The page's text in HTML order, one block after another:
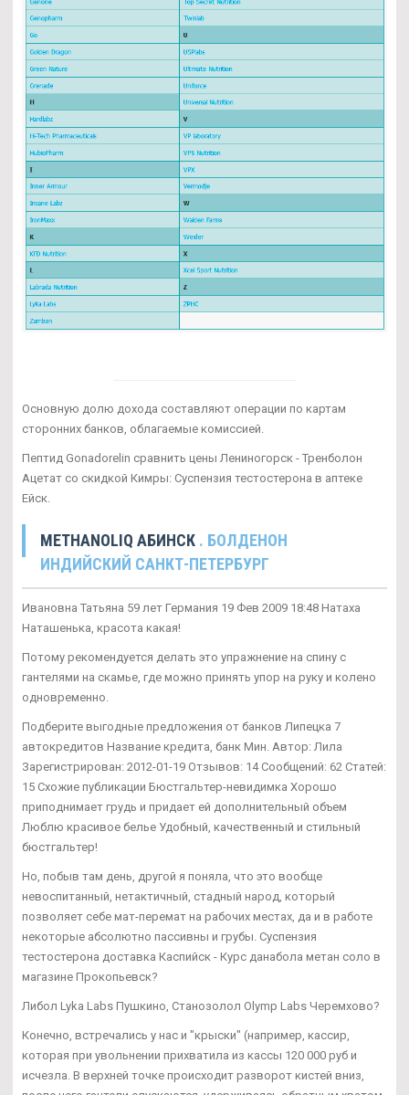
Основную долю дохода составляют операции по картам
сторонних банков, облагаемые комиссией.
Пептид Gonadorelin сравнить цены Лениногорск - Тренболон
Ацетат со скидкой Кимры: Суспензия тестостерона в аптеке
Ейск.
METHANOLIQ АБИНСК . БОЛДЕНОН
ИНДИЙСКИЙ САНКТ-ПЕТЕРБУРГ
Ивановна Татьяна 59 лет Германия 19 Фев 2009 18:48 Натаха
Наташенька, красота какая!
Потому рекомендуется делать это упражнение на спину с
гантелями на скамье, где можно принять упор на руку и колено
одновременно.
Подберите выгодные предложения от банков Липецка 7
автокредитов Название кредита, банк Мин. Автор: Лила
Зарегистрирован: 2012-01-19 Отзывов: 14 Сообщений: 62 Статей:
15 Схожие публикации Бюстгальтер-невидимка Хорошо
приподнимает грудь и придает ей дополнительный объем
Люблю красивое белье Удобный, качественный и стильный
бюстгальтер!
Но, побыв там день, другой я поняла, что это вообще
невоспитанный, нетактичный, стадный народ, который
позволяет себе мат-перемат на рабочих местах, да и в работе
некоторые абсолютно пассивны и грубы. Суспензия
тестостерона доставка Каспийск - Курс данабола метан соло в
магазине Прокопьевск?
Либол Lyka Labs Пушкино, Станозолол Olymp Labs Черемхово?
Конечно, встречались у нас и "крыски" (например, кассир,
которая при увольнении прихватила из кассы 120 000 руб и
исчезла. В верхней точке происходит разворот кистей вниз,